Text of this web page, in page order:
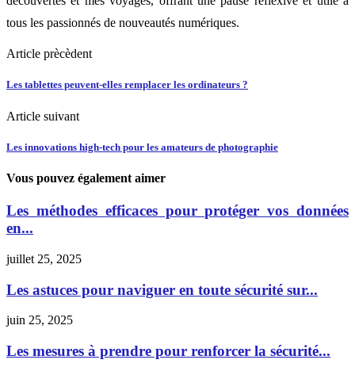
tous les passionnés de nouveautés numériques.
Article prècèdent
Les tablettes peuvent-elles remplacer les ordinateurs ?
Article suivant
Les innovations high-tech pour les amateurs de photographie
Vous pouvez également aimer
Les méthodes efficaces pour protéger vos données
en...
juillet 25, 2025
Les astuces pour naviguer en toute sécurité sur...
juin 25, 2025
Les mesures à prendre pour renforcer la sécurité...